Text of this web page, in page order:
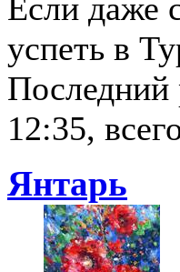
Если даже
успеть в
Последний
12:35,
Янтарь